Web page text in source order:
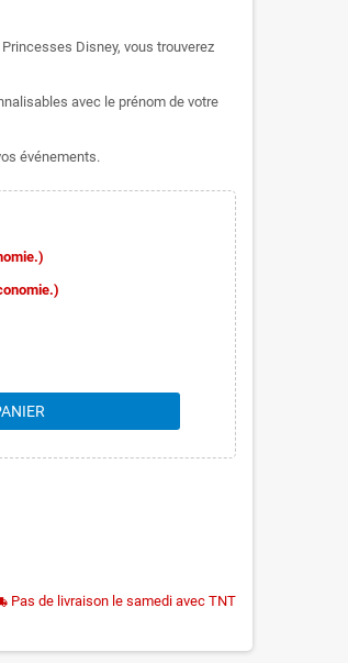
Disney, vous trouverez
avec le prénom de votre
événements.
Pas de livraison le samedi avec TNT